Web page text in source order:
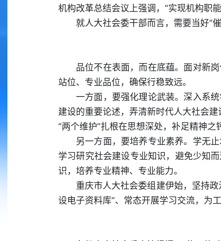
机构改革总结会议上强调，“实现机构职
就人大社会委干部而言，需要当好“
品位不在表面，而在底蕴。面对新
站位、专业品位，确保行稳致远。
一方面，要强化理论武装。深入系
建设的重要论述，弄清新时代人大社会
“两个维护”扎根在思想深处，补足精神之
另一方面，要培养专业素养。学无
学习研究社会建设专业知识，避免少知
识，培养专业精神、专业能力。
重庆市人大社会委组建伊始，坚持
设电子资料库”、常态开展学习交流，为